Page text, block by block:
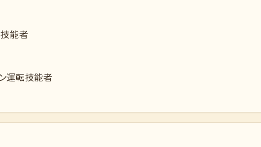
能者
運転技能者